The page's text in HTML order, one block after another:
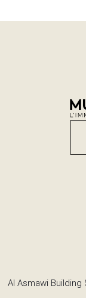
Al Asmawi